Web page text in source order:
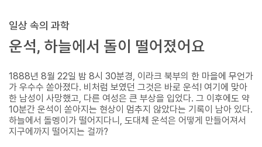
일상 속의 과학
운석, 하늘에서 돌이 떨어졌어요
1888년 8월 22일 밤 8시 30분경, 이라크 북부의 한 마을에 무언가
가 우수수 쏟아졌다. 비처럼 보였던 그것은 바로 운석! 여기에 맞아
한 남성이 사망했고, 다른 여성은 큰 부상을 입었다. 그 이후에도 약
10분간 운석이 쏟아지는 현상이 멈추지 않았다는 기록이 남아 있다.
하늘에서 돌멩이가 떨어지다니, 도대체 운석은 어떻게 만들어져서
지구에까지 떨어지는 걸까?